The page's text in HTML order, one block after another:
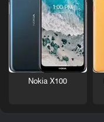
Nokia X100